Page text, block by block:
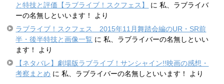
と特技と評価【ラブライブ！スクフェス】
に私、ラブライバ
ーの名無しといいます！
より
ラブライブ！スクフェス 2015年11月舞踏会編のUR・SR前
半・後半特技と画像一覧 に私、ラブライバーの名無しといい
ます！
より
【ネタバレ】劇場版ラブライブ！サンシャイン!!映画の感想・
考察まとめ に私、ラブライバーの名無しといいます！ より